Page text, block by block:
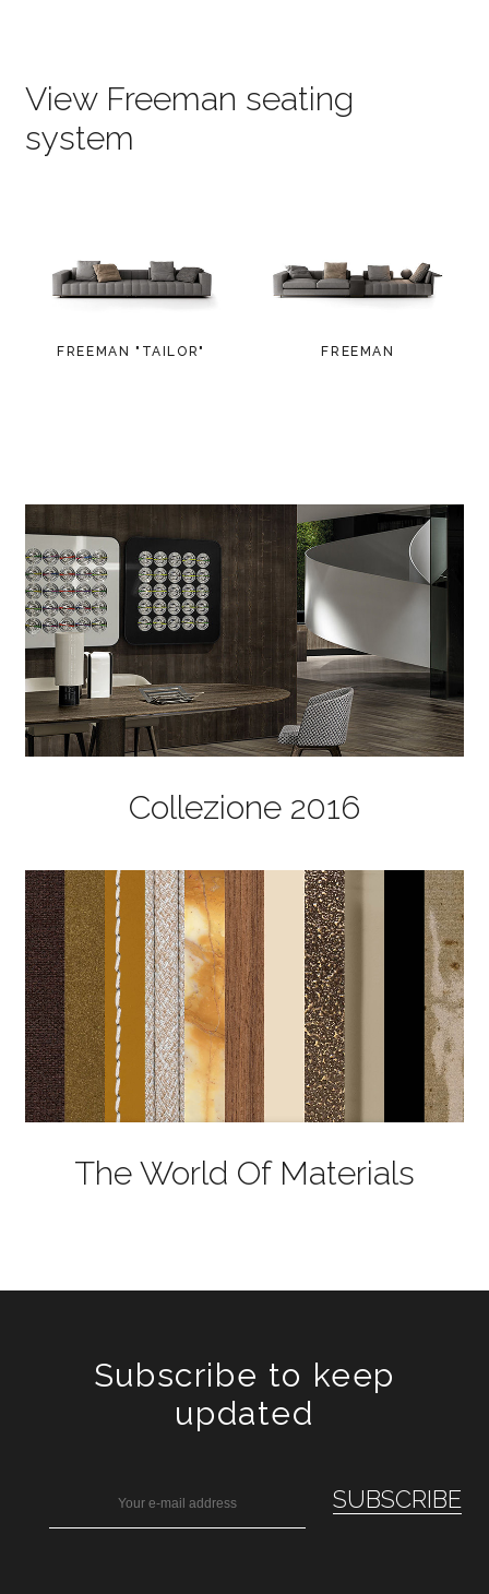
View Freeman seating
system
FREEMAN "TAILOR" FREEMAN
Collezione 2016
The World Of Materials
Subscribe to keep
updated